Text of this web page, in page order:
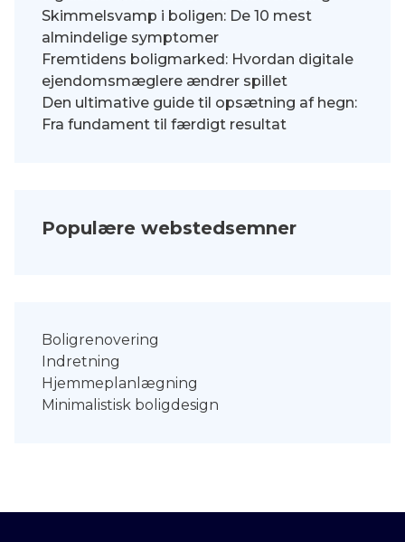
Skimmelsvamp i boligen: De 10 mest
almindelige symptomer
Fremtidens boligmarked: Hvordan digitale
ejendomsmæglere ændrer spillet
Den ultimative guide til opsætning af hegn:
Fra fundament til færdigt resultat
Populære webstedsemner
Boligrenovering
Indretning
Hjemmeplanlægning
Minimalistisk boligdesign